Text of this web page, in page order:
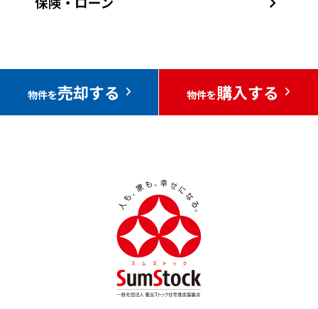
物件を売却する 物件を購入する